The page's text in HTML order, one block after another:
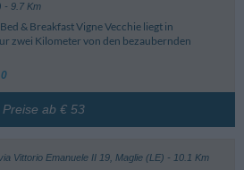
- 9.7 Km
& Breakfast Vigne Vecchie liegt in
zwei Kilometer von den bezaubernden
Preise ab € 53
via Vittorio Emanuele II 19, Maglie (LE) - 10.1 Km